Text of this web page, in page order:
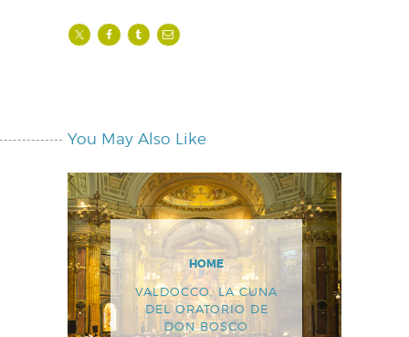
You May Also Like
HOME
VALDOCCO, LA CUNA
DEL ORATORIO DE
DON BOSCO